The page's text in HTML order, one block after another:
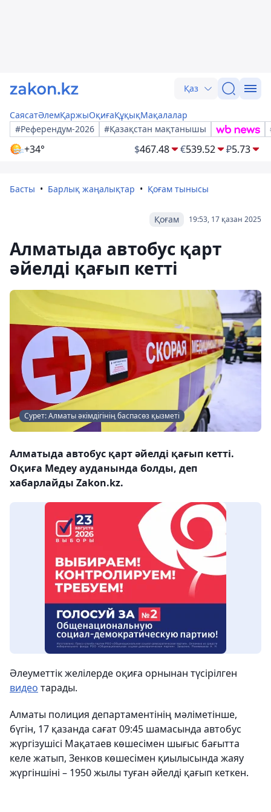
Қаз
СаясатӘлемҚаржыОқиғаҚұқықМақалалар
#Референдум-2026
#Қазақстан мақтанышы
+34° $467.48 €539.52 ₽5.73
Басты Барлық жаңалықтар Қоғам тынысы
19:53, 17 қазан 2025
Қоғам
Алматыда автобус қарт
әйелді қағып кетті
Сурет: Алматы әкімдігінің баспасөз қызметі
Алматыда автобус қарт әйелді қағып кетті.
Оқиға Медеу ауданында болды, деп
хабарлайды Zakon.kz.
Әлеуметтік желілерде оқиға орнынан түсірілген
видео тарады.
Алматы полиция департаментінің мәліметінше,
бүгін, 17 қазанда сағат 09:45 шамасында автобус
жүргізушісі Мақатаев көшесімен шығыс бағытта
келе жатып, Зенков көшесімен қиылысында жаяу
жүргіншіні – 1950 жылы туған әйелді қағып кеткен.